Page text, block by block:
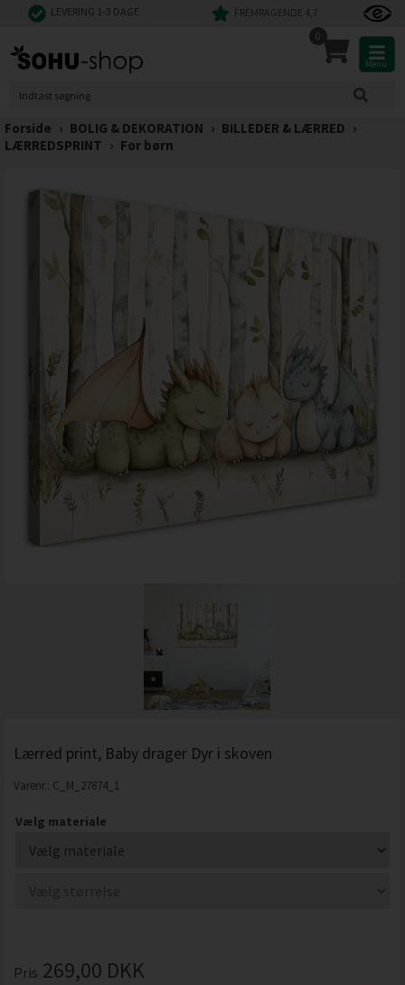
LEVERING 1-3 DAGE FREMRAGENDE 4,7
0
Menu
Forside › BOLIG & DEKORATION › BILLEDER & LÆRRED ›
LÆRREDSPRINT › For børn
Lærred print, Baby drager Dyr i skoven
Varenr.: C_M_27874_1
Vælg materiale
Pris 269,00 DKK